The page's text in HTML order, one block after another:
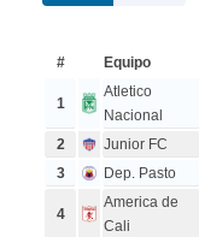
#
Equipo
1
Atletico
Nacional
2 Junior FC
3
Dep. Pasto
4
America de
Cali